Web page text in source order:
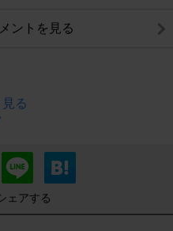
ントを見る
る
ェアする